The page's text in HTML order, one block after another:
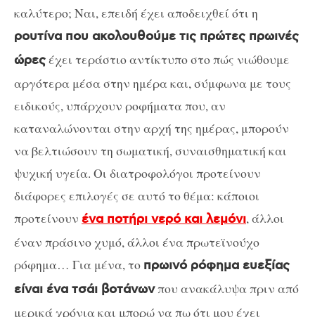
καλύτερο; Ναι, επειδή έχει αποδειχθεί ότι η
ρουτίνα που ακολουθούμε τις πρώτες πρωινές
ώρεςέχει τεράστιο αντίκτυπο στο πώς νιώθουμε
αργότερα μέσα στην ημέρα και, σύμφωνα με τους
ειδικούς, υπάρχουν ροφήματα που, αν
καταναλώνονται στην αρχή της ημέρας, μπορούν
να βελτιώσουν τη σωματική, συναισθηματική και
ψυχική υγεία. Οι διατροφολόγοι προτείνουν
διάφορες επιλογές σε αυτό το θέμα: κάποιοι
προτείνουν ένα ποτήρι νερό και λεμόνι, άλλοι
έναν πράσινο χυμό, άλλοι ένα πρωτεϊνούχο
ρόφημα… Για μένα, το πρωινό ρόφημα ευεξίας
είναι ένα τσάι βοτάνωνπου ανακάλυψα πριν από
μερικά χρόνια και μπορώ να πω ότι μου έχει